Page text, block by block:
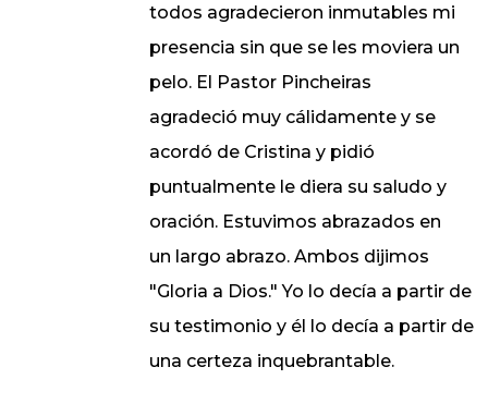
todos agradecieron inmutables mi
presencia sin que se les moviera un
pelo. El Pastor Pincheiras
agradeció muy cálidamente y se
acordó de Cristina y pidió
puntualmente le diera su saludo y
oración. Estuvimos abrazados en
un largo abrazo. Ambos dijimos
"Gloria a Dios." Yo lo decía a partir de
su testimonio y él lo decía a partir de
una certeza inquebrantable.